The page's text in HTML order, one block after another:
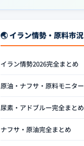
🌏 イラン情勢・原料市況
イラン情勢2026完全まとめ
原油・ナフサ・原料モニター
尿素・アドブルー完全まとめ
ナフサ・原油完全まとめ